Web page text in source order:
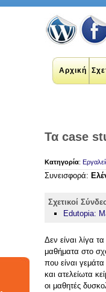
Αρχική
Τα case
Κατηγορία:
Συνεισφορά:
Σχετικοί
Edutopia:
Δεν είναι λίγα τα
μαθήματα στο
που είναι γεμάτα
και ατελείωτα
οι μαθητές